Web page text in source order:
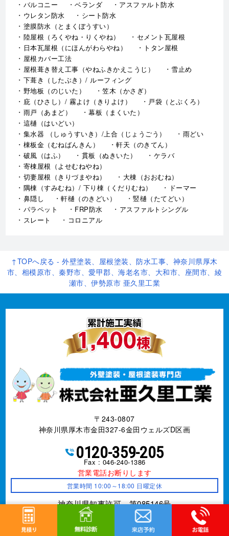
クラック チョーキング
フィラー
プライマー（シーラー）
ALC（エーエルシー/パワーボード）
水性塗料
シーリング（コーキング）工事
バルコニー
ベランダ
アスファルト防水
ウレタン防水
塗膜防水（とまくぼうすい）
陸屋根（ろくやね・りくやね）
日本瓦屋根（にほんがわらやね）
トタン屋根
屋根カバー工法
屋根葺き替え工事（やねふきかえこうじ）
下葺き（したぶき）/ ルーフィング
野地板（のじいた）
笠木（かさぎ）
庇（ひさし）/ 霧よけ（きりよけ）
戸袋（とぶくろ）
雨戸（あまど）
幕板（まくいた）
這樋（はいどい）
集水器 （しゅうすいき）/上合（じょうごう）
棟板金（むねばんきん）
軒天（のきてん）
破風（はふ）
貫板（ぬきいた）
ケラバ
寄棟屋根（よせむねやね）
切妻屋根（きりづまやね）
スレート
コロニアル
市、相模原市、秦野市、愛甲郡、海老名市、大和市、座間市、綾
瀬市、伊勢原市 亜久里工業
〒243-0807
神奈川県厚木市金田327-6金田ウェルズD区画
0120-359-205
Fax : 046-240-1386
営業電話お断りします
営業時間 10:00～18:00 日曜定休